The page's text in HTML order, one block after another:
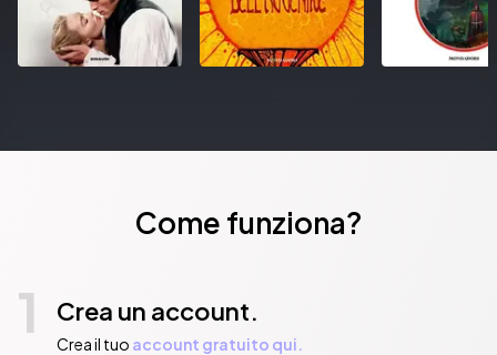
Come funziona?
1 Crea un account.
Crea il tuo account gratuito qui.